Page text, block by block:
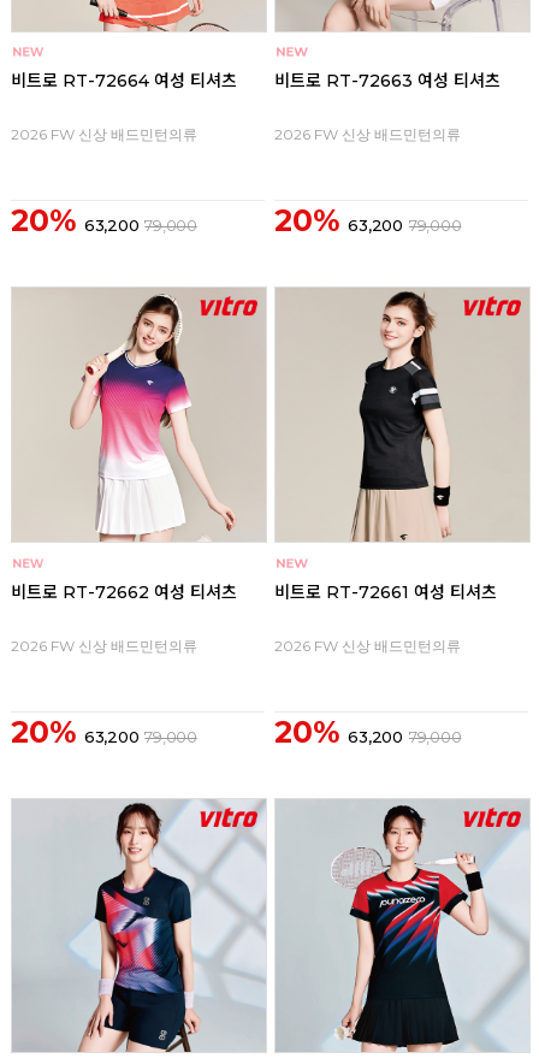
비트로 RT-72664 여성 티셔츠
2026 FW 신상 배드민턴의류
20% 63,200 79,000
비트로 RT-72663 여성 티셔츠
2026 FW 신상 배드민턴의류
20% 63,200 79,000
비트로 RT-72662 여성 티셔츠
2026 FW 신상 배드민턴의류
20% 63,200 79,000
비트로 RT-72661 여성 티셔츠
2026 FW 신상 배드민턴의류
20% 63,200 79,000